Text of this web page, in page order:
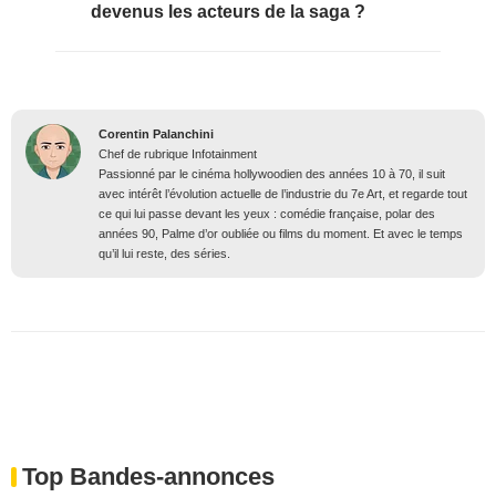
devenus les acteurs de la saga ?
Corentin Palanchini
Chef de rubrique Infotainment
Passionné par le cinéma hollywoodien des années 10 à 70, il suit
avec intérêt l’évolution actuelle de l’industrie du 7e Art, et regarde tout
ce qui lui passe devant les yeux : comédie française, polar des
années 90, Palme d’or oubliée ou films du moment. Et avec le temps
qu’il lui reste, des séries.
Top Bandes-annonces